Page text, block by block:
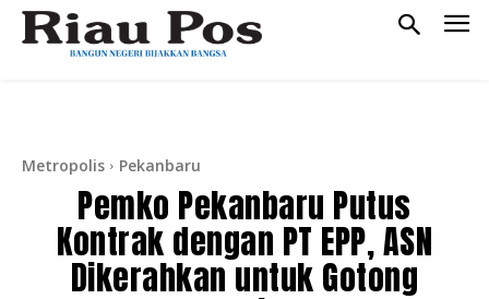
Metropolis Pekanbaru
Pemko Pekanbaru Putus
Kontrak dengan PT EPP, ASN
Dikerahkan untuk Gotong